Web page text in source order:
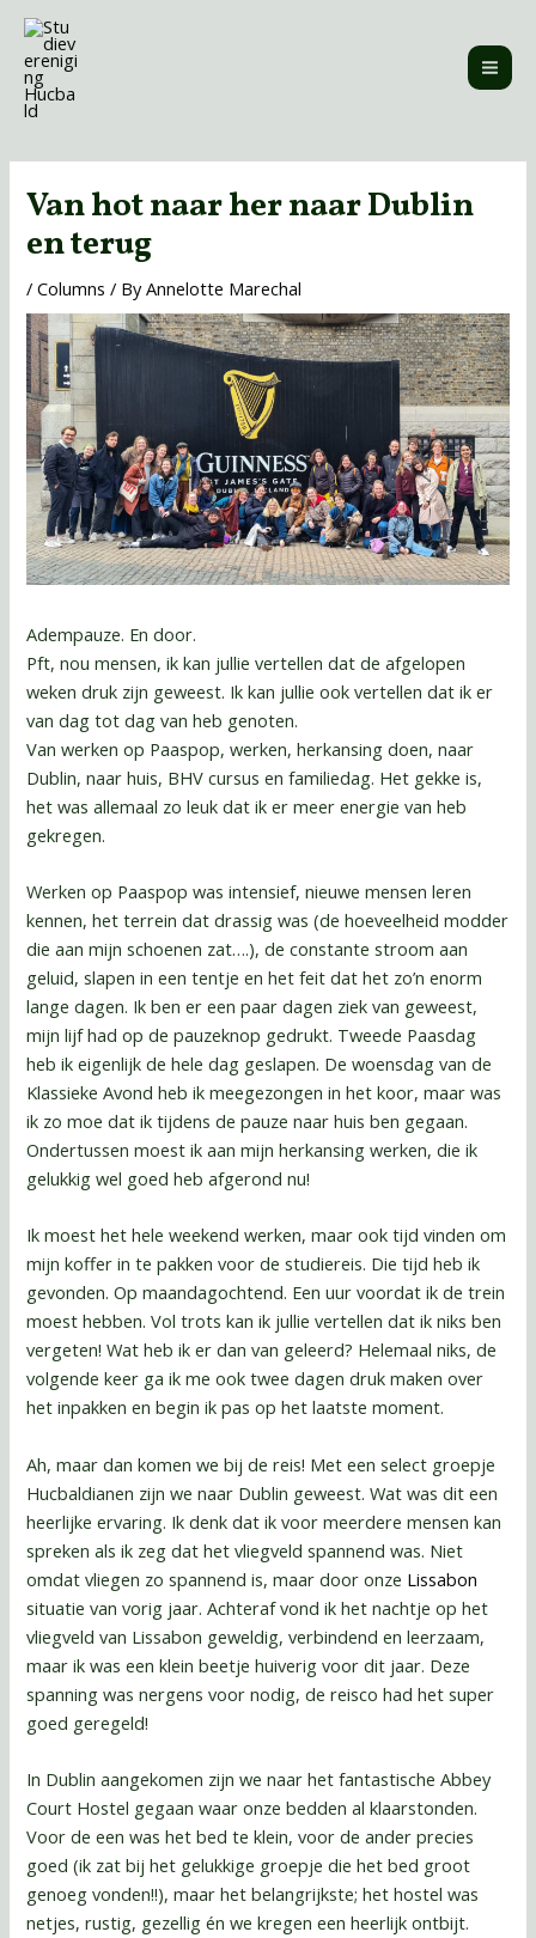
Skip
content
Van hot naar her naar Dublin
en terug
/Columns / ByAnnelotte Marechal
Adempauze. En door.
Pft, nou mensen, ik kan jullie vertellen dat de afgelopen
weken druk zijn geweest. Ik kan jullie ook vertellen dat ik er
van dag tot dag van heb genoten.
Van werken op Paaspop, werken, herkansing doen, naar
Dublin, naar huis, BHV cursus en familiedag. Het gekke is,
het was allemaal zo leuk dat ik er meer energie van heb
gekregen.
Werken op Paaspop was intensief, nieuwe mensen leren
kennen, het terrein dat drassig was (de hoeveelheid modder
die aan mijn schoenen zat….), de constante stroom aan
geluid, slapen in een tentje en het feit dat het zo’n enorm
lange dagen. Ik ben er een paar dagen ziek van geweest,
mijn lijf had op de pauzeknop gedrukt. Tweede Paasdag
heb ik eigenlijk de hele dag geslapen. De woensdag van de
Klassieke Avond heb ik meegezongen in het koor, maar was
ik zo moe dat ik tijdens de pauze naar huis ben gegaan.
Ondertussen moest ik aan mijn herkansing werken, die ik
gelukkig wel goed heb afgerond nu!
Ik moest het hele weekend werken, maar ook tijd vinden om
mijn koffer in te pakken voor de studiereis. Die tijd heb ik
gevonden. Op maandagochtend. Een uur voordat ik de trein
moest hebben. Vol trots kan ik jullie vertellen dat ik niks ben
vergeten! Wat heb ik er dan van geleerd? Helemaal niks, de
volgende keer ga ik me ook twee dagen druk maken over
het inpakken en begin ik pas op het laatste moment.
Ah, maar dan komen we bij de reis! Met een select groepje
Hucbaldianen zijn we naar Dublin geweest. Wat was dit een
heerlijke ervaring. Ik denk dat ik voor meerdere mensen kan
spreken als ik zeg dat het vliegveld spannend was. Niet
omdat vliegen zo spannend is, maar door onze Lissabon
situatie van vorig jaar. Achteraf vond ik het nachtje op het
vliegveld van Lissabon geweldig, verbindend en leerzaam,
maar ik was een klein beetje huiverig voor dit jaar. Deze
spanning was nergens voor nodig, de reisco had het super
goed geregeld!
In Dublin aangekomen zijn we naar het fantastische Abbey
Court Hostel gegaan waar onze bedden al klaarstonden.
Voor de een was het bed te klein, voor de ander precies
goed (ik zat bij het gelukkige groepje die het bed groot
genoeg vonden!!), maar het belangrijkste; het hostel was
netjes, rustig, gezellig én we kregen een heerlijk ontbijt.